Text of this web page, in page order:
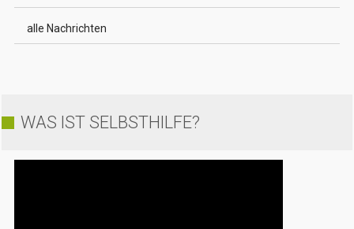
alle Nachrichten
WAS IST SELBSTHILFE?